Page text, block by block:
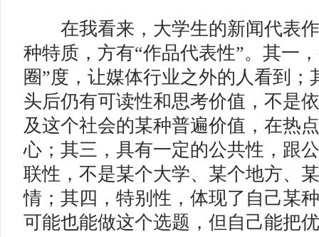
在我看来，大学生的新闻代表作
种特质，方有“作品代表性”。其一
圈”度，让媒体行业之外的人看到；
头后仍有可读性和思考价值，不是
及这个社会的某种普遍价值，在热
心；其三，具有一定的公共性，跟
联性，不是某个大学、某个地方、
情；其四，特别性，体现了自己某
可能也能做这个选题，但自己能把